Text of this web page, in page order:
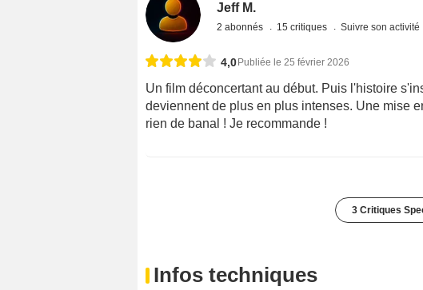
Jeff M.
2 abonnés 15 critiques Suivre son activité
4,0 Publiée le 25 février 2026
Un film déconcertant au début. Puis l'histoire
deviennent de plus en plus intenses. Une mise
rien de banal ! Je recommande !
3 Critiques
Infos techniques